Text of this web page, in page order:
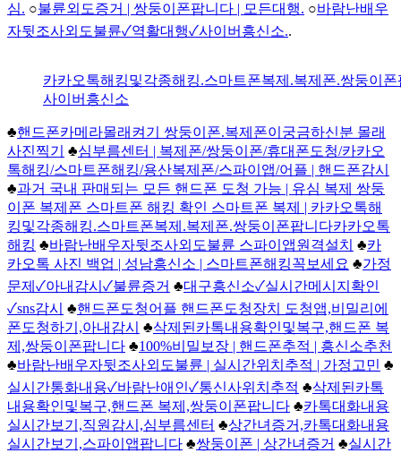
심. ○불륜외도증거 | 쌍둥이폰팝니다 | 모든대행. ○바람난배우
자뒷조사외도불륜✓역활대행✓사이버흥신소..
카카오톡해킹및각종해킹.스마트폰복제.복제폰.쌍둥이
사이버흥신소
♣핸드폰카메라몰래켜기 쌍둥이폰.복제폰이궁금하신분 몰래
사진찍기
♣심부름센터 | 복제폰/쌍둥이폰/휴대폰도청/카카오
톡해킹/스마트폰해킹/용산복제폰/스파이앱/어플 | 핸드폰감시
♣과거 국내 판매되는 모든 핸드폰 도청 가능 | 유심 복제 쌍둥
이폰 복제폰 스마트폰 해킹 확인 스마트폰 복제 | 카카오톡해
킹및각종해킹.스마트폰복제.복제폰.쌍둥이폰팝니다카카오톡
해킹 ♣바람난배우자뒷조사외도불륜 스파이앱원격설치 ♣카
카오톡 사진 백업 | 성남흥신소 | 스마트폰해킹꼭보세요 ♣가정
문제✓아내감시✓불륜증거 ♣대구흥신소✓실시간메시지확인
✓sns감시 ♣핸드폰도청어플 핸드폰도청장치 도청앱,비밀리에
폰도청하기,아내감시 ♣삭제된카톡내용확인및복구,핸드폰 복
제,쌍둥이폰팝니다 ♣100%비밀보장 | 핸드폰추적 | 흥신소추천
♣바람난배우자뒷조사외도불륜 | 실시간위치추적 | 가정고민 ♣
실시간통화내용✓바람난애인✓통신사위치추적 ♣삭제된카톡
내용확인및복구,핸드폰 복제,쌍둥이폰팝니다 ♣카톡대화내용
실시간보기,직원감시,심부름센터 ♣상간녀증거,카톡대화내용
실시간보기,스파이앱팝니다 ♣쌍둥이폰 | 상간녀증거 ♣실시간